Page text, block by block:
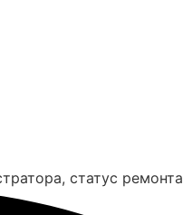
статус ремонта